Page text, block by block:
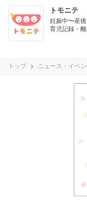
トモニテ
妊娠中〜産
育児記録・
トップ ニュース・イベン